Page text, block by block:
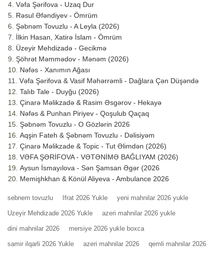
Vəfa Şərifova - Uzaq Dur
Rəsul Əfəndiyev - Ömrüm
Şəbnəm Tovuzlu - A Leyla (2026)
İlkin Hasan, Xatirə İslam - Ömrüm
Üzeyir Mehdizadə - Gecikmə
Şöhrət Məmmədov - Mənəm (2026)
Nəfəs - Xanımın Ağası
Vəfa Şərifova & Vasif Məhərrəmli - Dağlara Çən Düşəndə
Talıb Tale - Duyğu (2026)
Çinarə Məlikzadə & Rasim Əsgərov - Hekayə
Nəfəs & Punhan Piriyev - Qoşulub Qaçaq
Şəbnəm Tovuzlu - O Gözlərin 2026
Aqşin Fateh & Şəbnəm Tovuzlu - Dəlisiyəm
Çinarə Məlikzade & Topic - Tut Əlimdən (2026)
VƏFA ŞƏRİFOVA - VƏTƏNİMƏ BAĞLIYAM (2026)
Aysun İsmayılova - Sən Şamsan Əgər (2026
Memişhkhan & Könül Aliyeva - Ambulance 2026
sebnem tovuzlu Ifrat 2026 Yukle yeni mahnilar 2026 yukle
Uzeyir Mehdizade 2026 Yukle azeri mahnilar 2026 yukle
dini mahnilar 2026 mersiye 2026 yukle boxca
samir ilqarli 2026 Yukle azeri mahnilar 2026 qemli mahnilar 2026